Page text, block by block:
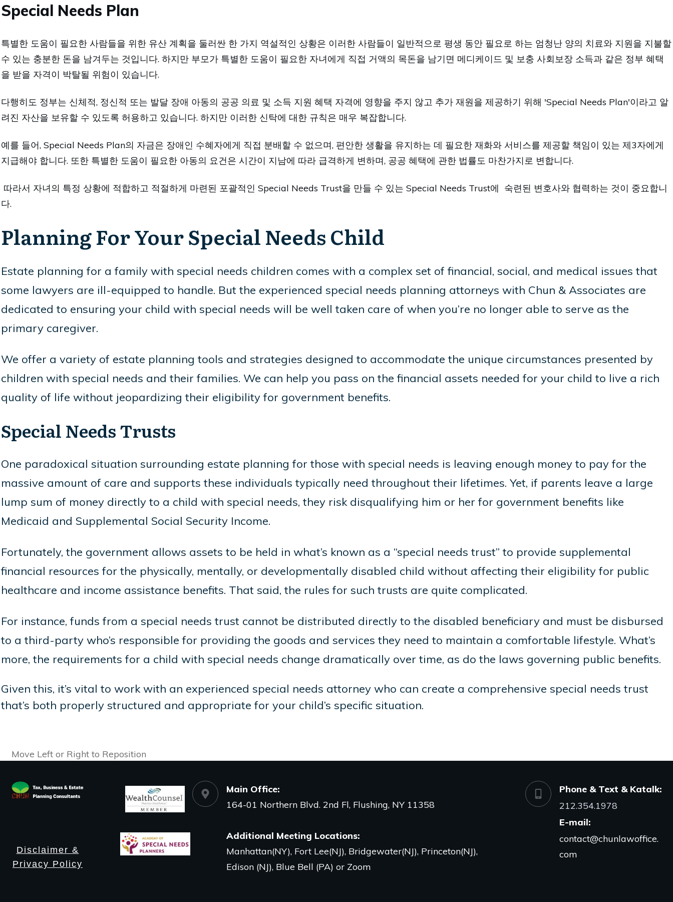
Special Needs Plan
특별한 도움이 필요한 사람들을 위한 유산 계획을 둘러싼 한 가지 역설적인 상황은 이러한 사람들이 일반적으로 평생 동안 필요로 하는 엄청난 양의 치료와 지원을 지불할
수 있는 충분한 돈을 남겨두는 것입니다. 하지만 부모가 특별한 도움이 필요한 자녀에게 직접 거액의 목돈을 남기면 메디케이드 및 보충 사회보장 소득과 같은 정부 혜택
을 받을 자격이 박탈될 위험이 있습니다.
다행히도 정부는 신체적, 정신적 또는 발달 장애 아동의 공공 의료 및 소득 지원 혜택 자격에 영향을 주지 않고 추가 재원을 제공하기 위해 'Special Needs Plan'이라고 알
려진 자산을 보유할 수 있도록 허용하고 있습니다. 하지만 이러한 신탁에 대한 규칙은 매우 복잡합니다.
예를 들어, Special Needs Plan의 자금은 장애인 수혜자에게 직접 분배할 수 없으며, 편안한 생활을 유지하는 데 필요한 재화와 서비스를 제공할 책임이 있는 제3자에게
지급해야 합니다. 또한 특별한 도움이 필요한 아동의 요건은 시간이 지남에 따라 급격하게 변하며, 공공 혜택에 관한 법률도 마찬가지로 변합니다.
따라서 자녀의 특정 상황에 적합하고 적절하게 마련된 포괄적인 Special Needs Trust을 만들 수 있는 Special Needs Trust에 숙련된 변호사와 협력하는 것이 중요합니
다.
Planning For Your Special Needs Child
Estate planning for a family with special needs children comes with a complex set of financial, social, and medical issues that
some lawyers are ill-equipped to handle. But the experienced special needs planning attorneys with Chun & Associates are
dedicated to ensuring your child with special needs will be well taken care of when you’re no longer able to serve as the
primary caregiver.
We offer a variety of estate planning tools and strategies designed to accommodate the unique circumstances presented by
children with special needs and their families. We can help you pass on the financial assets needed for your child to live a rich
quality of life without jeopardizing their eligibility for government benefits.
Special Needs Trusts
One paradoxical situation surrounding estate planning for those with special needs is leaving enough money to pay for the
massive amount of care and supports these individuals typically need throughout their lifetimes. Yet, if parents leave a large
lump sum of money directly to a child with special needs, they risk disqualifying him or her for government benefits like
Medicaid and Supplemental Social Security Income.
Fortunately, the government allows assets to be held in what’s known as a “special needs trust” to provide supplemental
financial resources for the physically, mentally, or developmentally disabled child without affecting their eligibility for public
healthcare and income assistance benefits. That said, the rules for such trusts are quite complicated.
For instance, funds from a special needs trust cannot be distributed directly to the disabled beneficiary and must be disbursed
to a third-party who’s responsible for providing the goods and services they need to maintain a comfortable lifestyle. What’s
more, the requirements for a child with special needs change dramatically over time, as do the laws governing public benefits.
Given this, it’s vital to work with an experienced special needs attorney who can create a comprehensive special needs trust
that’s both properly structured and appropriate for your child’s specific situation.
Move Left or Right to Reposition
Disclaimer &
Privacy Policy
Main Office:
164-01 Northern Blvd. 2nd Fl, Flushing, NY 11358
Additional Meeting Locations:
Manhattan(NY), Fort Lee(NJ), Bridgewater(NJ), Princeton(NJ),
Edison (NJ), Blue Bell (PA) or Zoom
Phone & Text & Katalk:
212.354.1978
E-mail:
contact@chunlawoffice.
com